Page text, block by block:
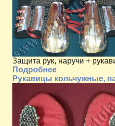
Защита рук, наручи +
Подробнее
Рукавицы кольчужные,